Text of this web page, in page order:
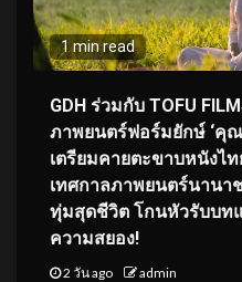
1 min read
GDH ร่วมกับ TOFU
ภาพยนตร์ฟอร์มยักษ์ ‘คุณ
เตรียมคายตะขาบหนัง
เทศกาลภาพยนตร์นานา
ทุ่มสุดชีวิต โกนหัวรับบท
ความสยอง!
2 วัน ago admin